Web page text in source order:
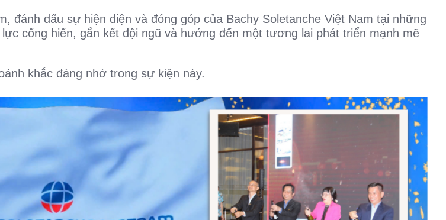
đánh dấu sự hiện diện và đóng góp của Bachy Soletanche Việt Nam tại những
cống hiến, gắn kết đội ngũ và hướng đến một tương lai phát triển mạnh mẽ
khắc đáng nhớ trong sự kiện này.